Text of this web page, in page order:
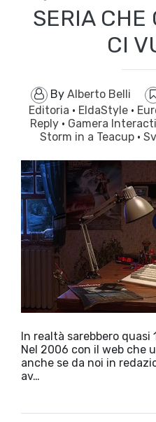
SERIA CHE
CI
By Alberto Belli
Editoria · EldaStyle ·
Reply · Gamera
Storm in a Teacup ·
In realtà sarebbero quasi
Nel 2006 con il web che
anche se da noi in
av…